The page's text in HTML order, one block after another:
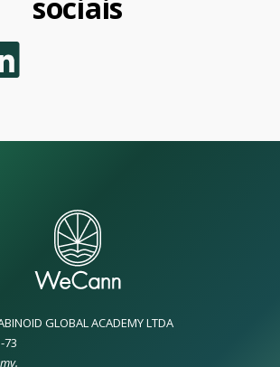
GLOBAL ACADEMY LTDA
73